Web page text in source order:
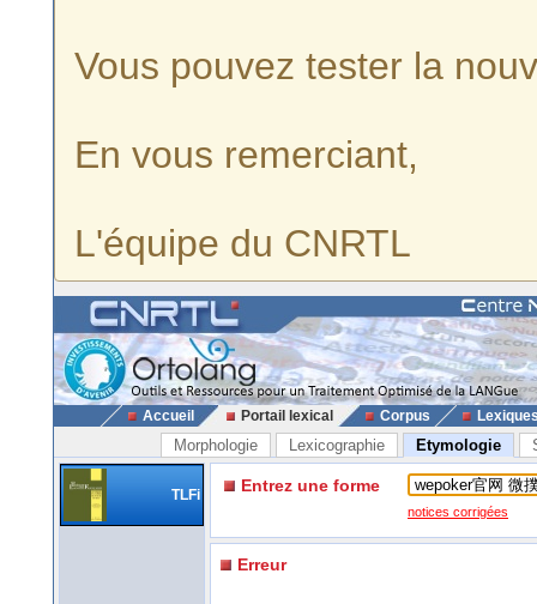
Vous pouvez tester la
En vous remerciant,
L'équipe du CNRTL
Accueil Portail lexical Corpus
Morphologie Lexicographie Etymologie
TLFi Entrez une forme
notices corrigées
Erreur